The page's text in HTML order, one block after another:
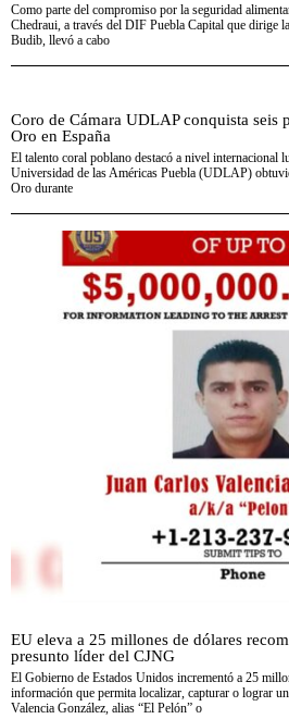
Como parte del compromiso por la seguridad
Chedraui, a través del DIF Puebla Capital que dirige
Budib, llevó a cabo
Coro de Cámara UDLAP conquista seis
Oro en España
El talento coral poblano destacó a nivel internacional
Universidad de las Américas Puebla (UDLAP)
Oro durante
EU eleva a 25 millones de dólares
presunto líder del CJNG
El Gobierno de Estados Unidos incrementó a 25
información que permita localizar, capturar o lograr
Valencia González, alias “El Pelón” o